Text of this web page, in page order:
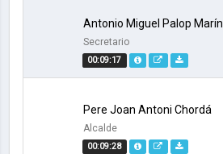
00:09:17
Antonio Miguel Palop Marín
Secretario
00:09:28
Pere Joan Antoni Chordá
Alcalde